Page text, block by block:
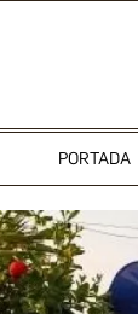
PORTADA